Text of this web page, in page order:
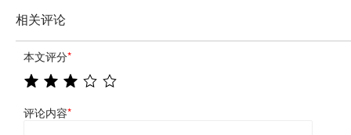
相关评论
本文评分*
评论内容*